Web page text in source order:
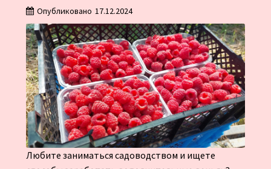
Опубликовано 17.12.2024
Любите заниматься садоводством и ищете